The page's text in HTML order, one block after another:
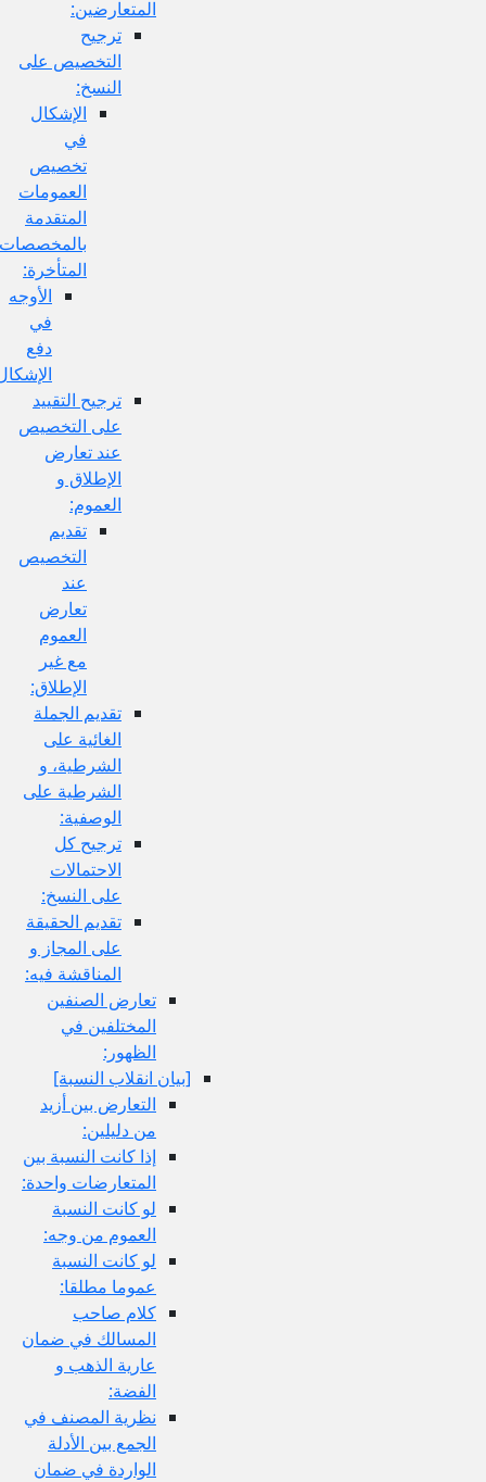
المتعارضين:
ترجيح
التخصيص على
الإشكال
تخصيص
العمومات
المتقدمة
بالمخصصات
المتأخرة:
الأوجه
الإشكال:
ترجيح التقييد
على التخصيص
عند تعارض
الإطلاق و
العموم:
تقديم
التخصيص
تعارض
العموم
مع غير
الإطلاق:
تقديم الجملة
الغائية على
الشرطية، و
الشرطية على
الوصفية:
ترجيح كل
الاحتمالات
على النسخ:
تقديم الحقيقة
على المجاز و
المناقشة فيه:
تعارض الصنفين
المختلفين في
الظهور:
[بيان انقلاب النسبة]
التعارض بين أزيد
من دليلين:
إذا كانت النسبة بين
المتعارضات واحدة:
لو كانت النسبة
العموم من وجه:
لو كانت النسبة
عموما مطلقا:
كلام صاحب
المسالك في ضمان
عارية الذهب و
الفضة:
نظرية المصنف في
الجمع بين الأدلة
الواردة في ضمان